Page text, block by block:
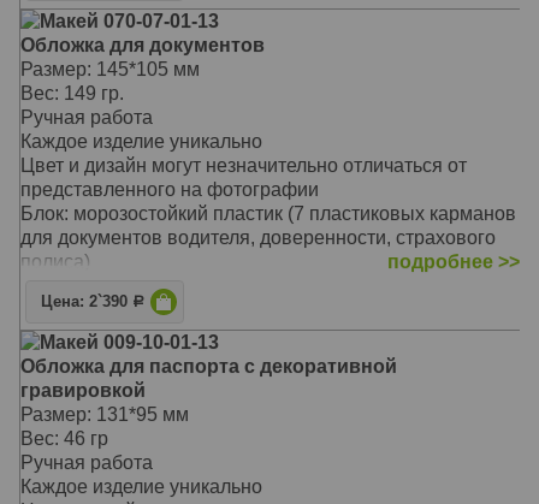
Данная модель хорошо подойдет любителям классики,
станет прекрасным подарком для друга, коллеги,
выгодно подчеркнет вашу индивидуальность и стиль
Обложка из мягкой телячьей кожи натурального
дубления выполнена мастером вручную, а для
надежности скреплена кожаным шнурком техникой
ручной оплетки
Пластиковый блок высокого качества обеспечит
сохранность всем документам: водительское
удостоверение, доверенность, страховой полис и
другие.
Макей 070-07-01-13
Обложка для документов
Размер: 145*105 мм
Вес: 149 гр.
Ручная работа
Каждое изделие уникально
Цвет и дизайн могут незначительно отличаться от
представленного на фотографии
Блок: морозостойкий пластик (7 пластиковых карманов
для документов водителя, доверенности, страхового
полиса)
Тип обложки: съемная обложка, ручная оплетка
Материал обложки: натуральная кожа
Универсальная обложка для документов содержит
секции для хранения документов водителя, а так же
паспорта
Она надежно сохранит ваши документы от
повреждений. Более того, обложка несет в себе не
только функциональное и практическое значение, но и
эстетическое
подробнее >>
Цена: 2`390 Р
Макей 009-10-01-13
Обложка для паспорта с декоративной
гравировкой
Размер: 131*95 мм
Вес: 46 гр
Ручная работа
Каждое изделие уникально